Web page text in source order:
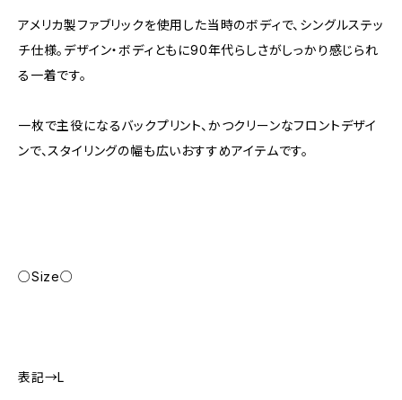
アメリカ製ファブリックを使用した当時のボディで、シングルステッ
チ仕様。デザイン・ボディともに90年代らしさがしっかり感じられ
る一着です。
一枚で主役になるバックプリント、かつクリーンなフロントデザイ
ンで、スタイリングの幅も広いおすすめアイテムです。
○Size○
表記→L